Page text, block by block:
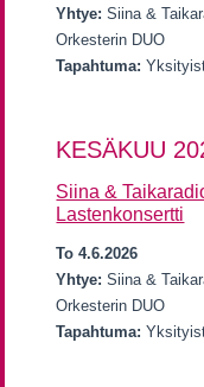
Yhtye: Siina &
Orkesterin DUO
Tapahtuma:
KESÄKUU
Siina &
Lastenkonsertti
To 4.6.2026
Yhtye: Siina &
Orkesterin DUO
Tapahtuma: